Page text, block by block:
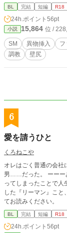
のは
ne
BL 完結 短編 R18
24h.ポイント 56pt
小説 15,864 位 /
SM 異物挿入 フ
調教
壁尻
6
愛を請うひと
くろねこや
オレはごく普通の会社
男……だった。 ーーーあの
ってしまったことで人生を変えられ
した『リーマン』こと、会社員の
てお読みください。
BL 完結 短編 R18
24h.ポイント 56pt